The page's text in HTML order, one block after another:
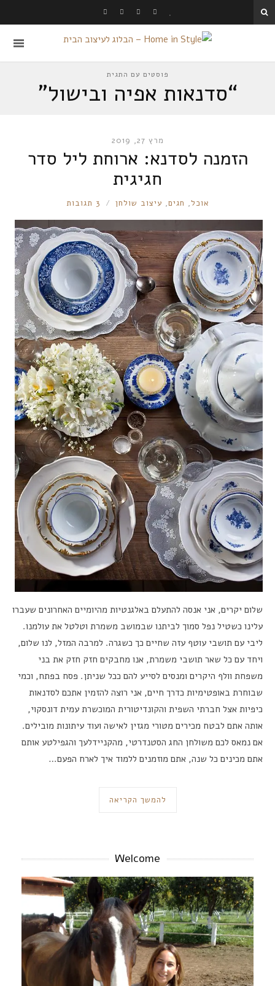
פוסטים עם התגית
“סדנאות אפיה ובישול”
מרץ 27, 2019
הזמנה לסדנא: ארוחת ליל סדר
חגיגית
RONNIE
אוכל, חגים, עיצוב שולחן 3 תגובות
שלום יקרים, אני אנסה להתעלם באלגנטיות מהיומיים האחרונים שעברו
עלינו כשטיל נפל סמוך לביתנו שבמושב משמרת וטלטל את עולמנו.
ליבי עם תושבי עוטף עזה שחיים כך כשגרה. למרבה המזל, לנו שלום,
ויחד עם כל שאר תושבי משמרת, אנו מחבקים חזק חזק את בני
משפחת וולף היקרים ומנסים לסייע להם ככל שניתן. פסח בפתח, וכמי
שבוחרת באופטימיות כדרך חיים, אני רוצה להזמין אתכם לסדנאות
כיפיות אצל חברתי השפית והקונדיטורית המוכשרת עמית דונסקוי,
אותה אתם לבטח מכירים מטורי מגזין לאישה ועוד עיתונות מובילים.
אם נמאס לכם משולחן החג הסטנדרטי, מהקניידלעך והגפילטע אותם
אתם מכינים כל שנה, אתם מוזמנים ללמוד איך לארח הפעם…
להמשך הקריאה
Welcome